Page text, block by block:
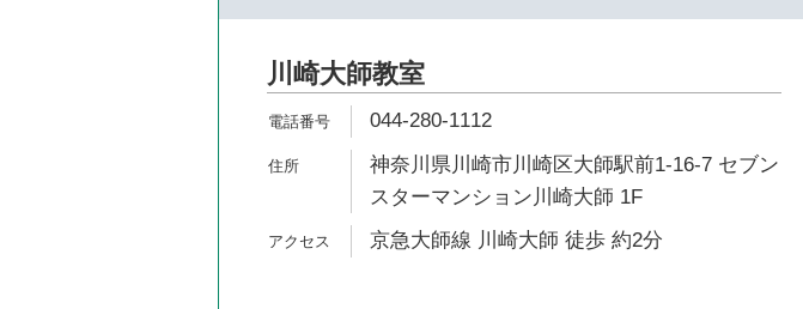
川崎大師教室
044-280-1112
神奈川県川崎市川崎区大師駅前1-16-7 セブン
スターマンション川崎大師 1F
京急大師線 川崎大師 徒歩 約2分